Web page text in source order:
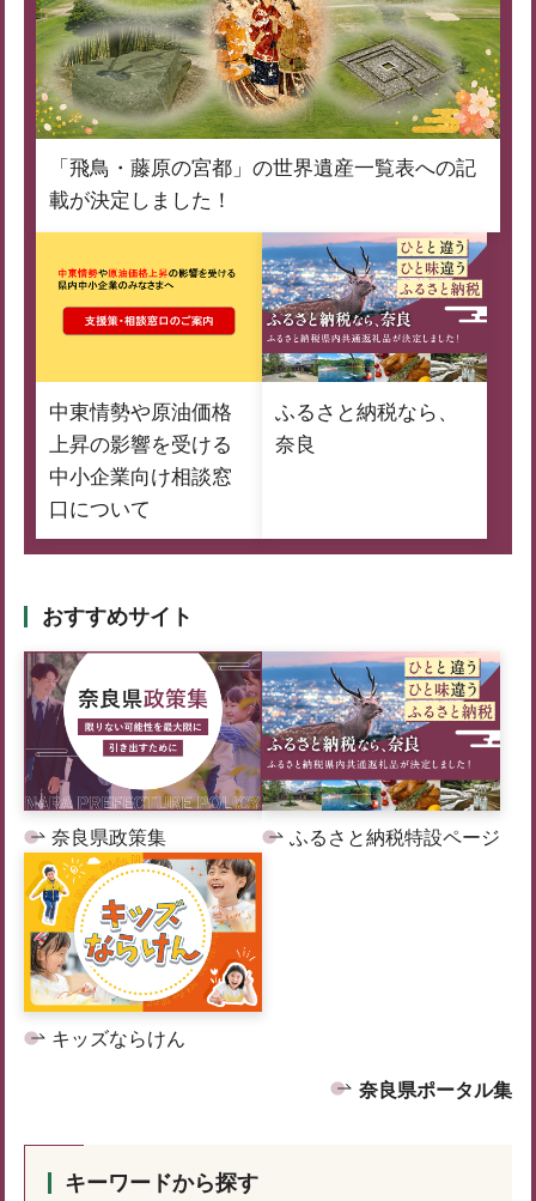
「飛鳥・藤原の宮都」の世界遺産一覧表への記
載が決定しました！
中東情勢や原油価格
上昇の影響を受ける
中小企業向け相談窓
口について
ふるさと納税なら、
奈良
おすすめサイト
奈良県政策集 ふるさと納税特設ページ
キッズならけん
奈良県ポータル集
キーワードから探す